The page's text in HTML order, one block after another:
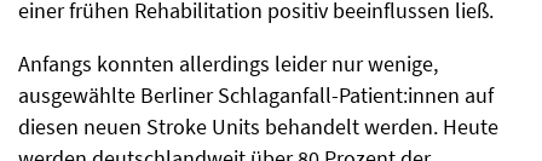
einer frühen Rehabilitation positiv beeinflussen ließ.
Anfangs konnten allerdings leider nur wenige,
ausgewählte Berliner Schlaganfall-Patient:innen auf
diesen neuen Stroke Units behandelt werden. Heute